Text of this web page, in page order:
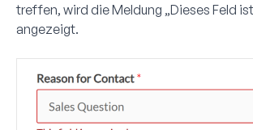
treffen, wird die Meldung „Dieses Feld
angezeigt.